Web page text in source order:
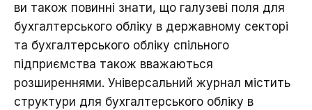
ви також повинні знати, що галузеві поля для
бухгалтерського обліку в державному секторі
та бухгалтерського обліку спільного
підприємства також вважаються
розширеннями. Універсальний журнал містить
структури для бухгалтерського обліку в